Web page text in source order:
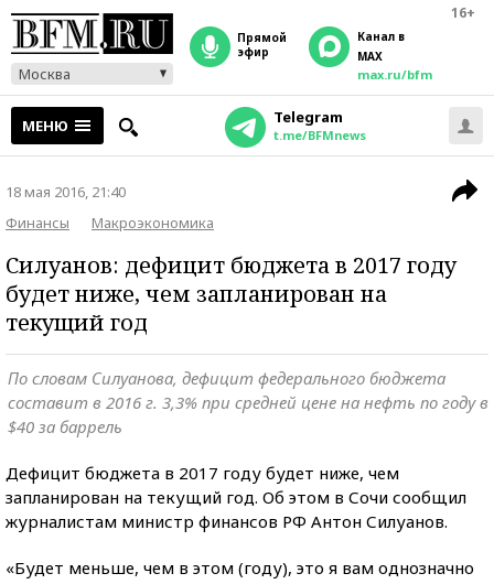
16+
Москва
прямой
эфир
Канал в
MAX
max.ru/bfm
МЕНЮ Telegram
t.me/BFMnews
18 мая 2016, 21:40
Финансы
Макроэкономика
Силуанов: дефицит бюджета в 2017 году
будет ниже, чем запланирован на
текущий год
По словам Силуанова, дефицит федерального бюджета
составит в 2016 г. 3,3% при средней цене на нефть по году в
$40 за баррель
Дефицит бюджета в 2017 году будет ниже, чем
запланирован на текущий год. Об этом в Сочи сообщил
журналистам министр финансов РФ Антон Силуанов.
«Будет меньше, чем в этом (году), это я вам однозначно